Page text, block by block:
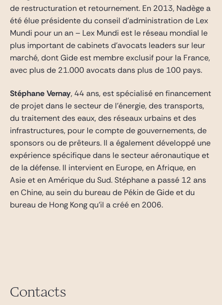
de restructuration et retournement. En 2013, Nadège a
été élue présidente du conseil d’administration de Lex
Mundi pour un an – Lex Mundi est le réseau mondial le
plus important de cabinets d’avocats leaders sur leur
marché, dont Gide est membre exclusif pour la France,
avec plus de 21.000 avocats dans plus de 100 pays.
Stéphane Vernay, 44 ans, est spécialisé en financement
de projet dans le secteur de l’énergie, des transports,
du traitement des eaux, des réseaux urbains et des
infrastructures, pour le compte de gouvernements, de
sponsors ou de prêteurs. Il a également développé une
expérience spécifique dans le secteur aéronautique et
de la défense. Il intervient en Europe, en Afrique, en
Asie et en Amérique du Sud. Stéphane a passé 12 ans
en Chine, au sein du bureau de Pékin de Gide et du
bureau de Hong Kong qu’il a créé en 2006.
Contacts